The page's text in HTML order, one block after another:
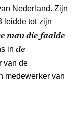
Nederland. Zijn
leidde tot zijn
man die faalde
in de
van de
medewerker van